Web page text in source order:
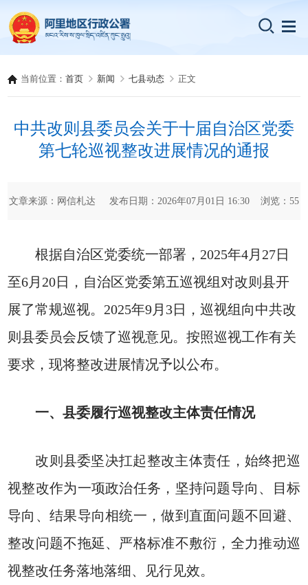
当前位置：首页 新闻 七县动态 正文
中共改则县委员会关于十届自治区党委
第七轮巡视整改进展情况的通报
文章来源：网信札达 发布日期：2026年07月01日 16:30 浏览： 55
根据自治区党委统一部署，2025年4月27日
至6月20日，自治区党委第五巡视组对改则县开
展了常规巡视。2025年9月3日，巡视组向中共改
则县委员会反馈了巡视意见。按照巡视工作有关
要求，现将整改进展情况予以公布。
一、县委履行巡视整改主体责任情况
改则县委坚决扛起整改主体责任，始终把巡
视整改作为一项政治任务，坚持问题导向、目标
导向、结果导向相统一，做到直面问题不回避、
整改问题不拖延、严格标准不敷衍，全力推动巡
视整改任务落地落细、见行见效。